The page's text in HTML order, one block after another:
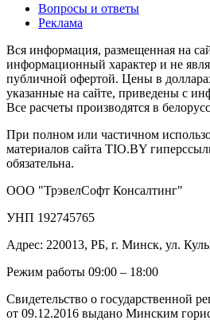
Вопросы и ответы
Реклама
Вся информация, размещенная на
информационный характер и не
публичной офертой. Цены в
указанные на сайте, приведены с
Все расчеты производятся в
При полном или частичном
материалов сайта TIO.BY
обязательна.
ООО "ТрэвелСофт Консалтинг"
УНП 192745765
Адрес: 220013, РБ, г. Минск, ул.
Режим работы 09:00 – 18:00
Свидетельство о государственной
от 09.12.2016 выдано Минским